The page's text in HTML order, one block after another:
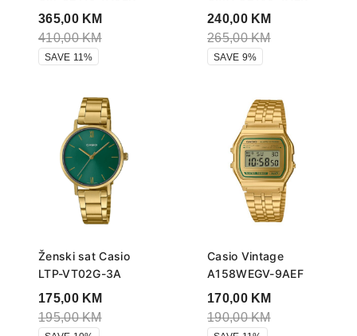
365,00 KM
410,00KM
SAVE 11%
240,00 KM
265,00KM
SAVE 9%
Ženski sat Casio
LTP-VT02G-3A
175,00 KM
195,00KM
Casio Vintage
A158WEGV-9AEF
170,00 KM
190,00KM